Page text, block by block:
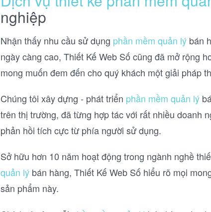
nghiệp
Nhận thấy nhu cầu sử dụng phần mềm quản lý bán
ngày càng cao, Thiết Kế Web Số cũng đã mở rộng
mong muốn đem đến cho quý khách một giải pháp
Chúng tôi xây dựng - phát triển phần mềm quản lý
trên thị trường, đã từng hợp tác với rất nhiều doanh
phản hồi tích cực từ phía người sử dụng.
Sở hữu hơn 10 năm hoạt động trong ngành nghề
quản lý bán hàng, Thiết Kế Web Số hiểu rõ mọi
sản phẩm này.